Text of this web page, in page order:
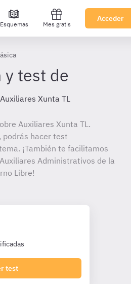
Esquemas Mes gratis
Acceder
test de
Xunta TL
Auxiliares Xunta TL.
podrás hacer test
¡También te facilitamos
Administrativos de la
Libre!
test